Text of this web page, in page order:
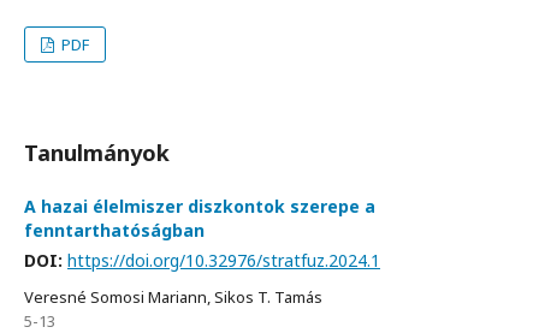
PDF
Tanulmányok
A hazai élelmiszer diszkontok szerepe a
fenntarthatóságban
DOI: https://doi.org/10.32976/stratfuz.2024.1
Veresné Somosi Mariann, Sikos T. Tamás
5-13